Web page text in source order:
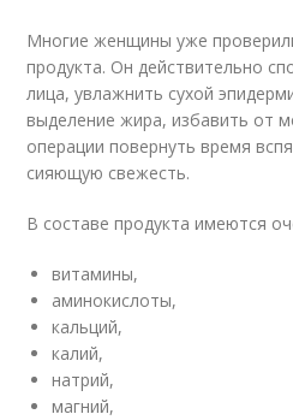
Многие женщины уже
продукта. Он действительно
лица, увлажнить сухой
выделение жира, избавить от
операции повернуть время
сияющую свежесть.
В составе продукта имеются
витамины,
аминокислоты,
кальций,
калий,
натрий,
магний,